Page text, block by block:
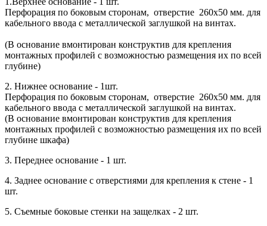
Перфорация по боковым сторонам, отверстие 260х50 мм. для
кабельного ввода с металлической заглушкой на винтах.
(В основание вмонтирован конструктив для крепления
монтажных профилей с возможностью размещения их по всей
глубине)
2. Нижнее основание - 1шт.
Перфорация по боковым сторонам, отверстие 260х50 мм. для
кабельного ввода с металлической заглушкой на винтах.
(В основание вмонтирован конструктив для крепления
монтажных профилей с возможностью размещения их по всей
глубине шкафа)
3. Переднее основание - 1 шт.
4. Заднее основание с отверстиями для крепления к стене - 1
шт.
5. Съемные боковые стенки на защелках - 2 шт.